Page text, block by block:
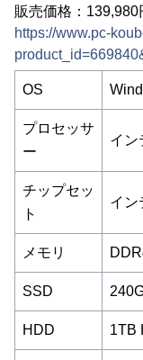
販売価格：
https://www.pc-
OS
プロセッサ
ー
イン
チップセッ
ト
イン
メモリ
SSD
HDD 1TB